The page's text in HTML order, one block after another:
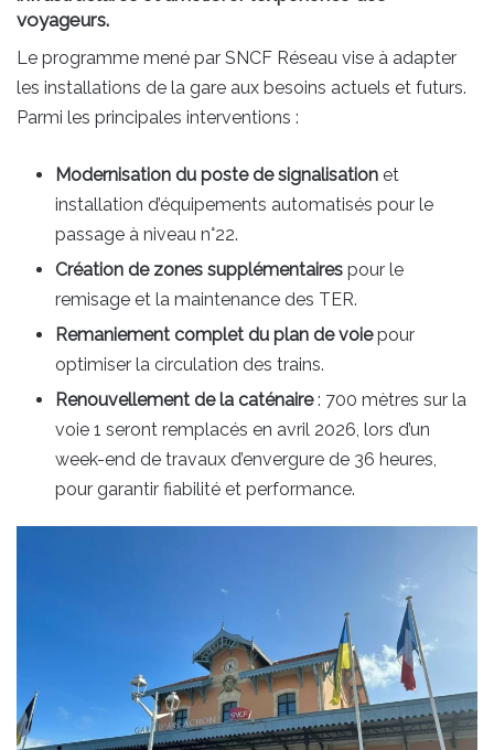
voyageurs.
Le programme mené par SNCF Réseau vise à adapter
les installations de la gare aux besoins actuels et futurs.
Parmi les principales interventions :
Modernisation du poste de signalisation et
installation d’équipements automatisés pour le
passage à niveau n°22.
Création de zones supplémentaires pour le
remisage et la maintenance des TER.
Remaniement complet du plan de voiepour
optimiser la circulation des trains.
Renouvellement de la caténaire: 700 mètres sur la
voie 1 seront remplacés en avril 2026, lors d’un
week-end de travaux d’envergure de 36 heures,
pour garantir fiabilité et performance.